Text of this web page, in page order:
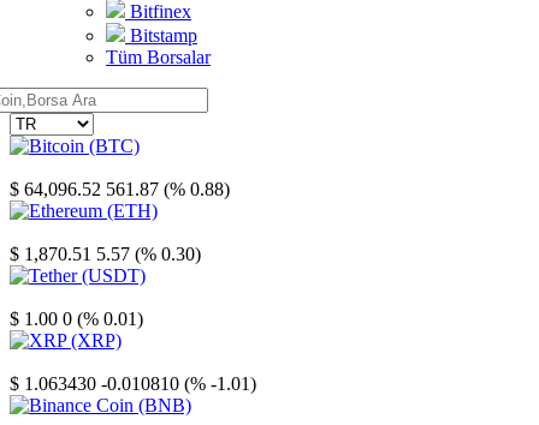
Bitfinex
Bitstamp
Tüm Borsalar
$ 64,096.52 561.87 (% 0.88)
$ 1,870.51 5.57 (% 0.30)
$ 1.00 0 (% 0.01)
$ 1.063430 -0.010810 (% -1.01)